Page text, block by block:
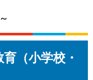
（小学校・